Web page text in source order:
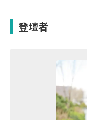
登壇者